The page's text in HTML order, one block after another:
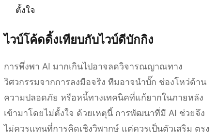
ตั้งใจ
ไวบ์โค้ดดิ้งเทียบกับไวบ์ดีบักกิง
การพึ่งพา AI มากเกินไปอาจลดวิจารณญาณทาง
วิศวกรรมจากการลงมือจริง ทีมอาจนำบั๊ก ช่องโหว่ด้าน
ความปลอดภัย หรือหนี้ทางเทคนิคที่แก้ยากในภายหลัง
เข้ามาโดยไม่ตั้งใจ ด้วยเหตุนี้ การพัฒนาที่มี AI ช่วยจึง
ไม่ควรแทนที่การคิดเชิงวิพากษ์ แต่ควรเป็นตัวเสริม ตรง